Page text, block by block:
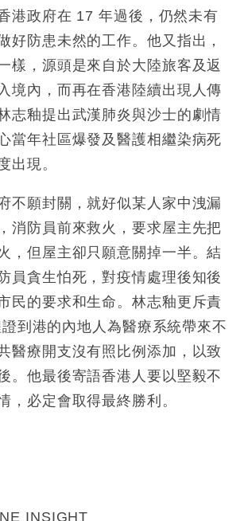
港政府在 17 年過後，仍然未有
好防患未然的工作。他又指出，
樣，源頭是來自於大陸旅客及返
境內，而再在香港陸續出現人傳
志釉提出武漢肺炎與沙士的劇情
當年社區爆發及醫護相繼染病死
出現。
不願封關，就好似某人家中洩漏
消防員前來救火，要求屋主先把
，但屋主卻只願意關掉一半。結
員貪生怕死，對疫情處理後知後
民的要求和生命。林志釉更斥責
到港的內地人為醫療系統帶來不
醫療開支沒有照比例添加，以致
。他最後寄語香港人要以堅毅不
，必定會取得最終勝利。
INSIGHT